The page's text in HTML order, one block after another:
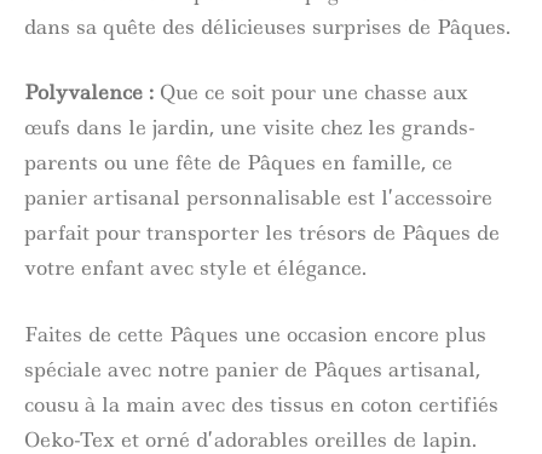
dans sa quête des délicieuses surprises de Pâques.
Polyvalence : Que ce soit pour une chasse aux
œufs dans le jardin, une visite chez les grands-
parents ou une fête de Pâques en famille, ce
panier artisanal personnalisable est l’accessoire
parfait pour transporter les trésors de Pâques de
votre enfant avec style et élégance.
Faites de cette Pâques une occasion encore plus
spéciale avec notre panier de Pâques artisanal,
cousu à la main avec des tissus en coton certifiés
Oeko-Tex et orné d’adorables oreilles de lapin.